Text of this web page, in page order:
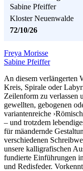
Sabine Pfeiffer
Kloster Neuenwalde
72/10/26
Freya Morisse
Sabine Pfeiffer
An diesem verlängerten
Kreis, Spirale oder
Zeilenform zu verlassen
gewellten, gebogenen
variantenreiche
– und trotzdem
für mäandernde
verschiedenen
unsere kalligrafischen
fundierte Einführungen
und Redisfeder.